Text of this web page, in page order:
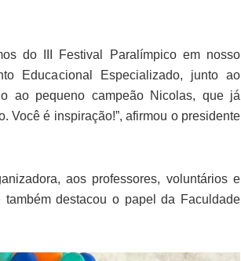
do III Festival Paralímpico em nosso
Educacional Especializado, junto ao
ao pequeno campeão Nicolas, que já
Você é inspiração!”, afirmou o presidente
aos professores, voluntários e
destacou o papel da Faculdade